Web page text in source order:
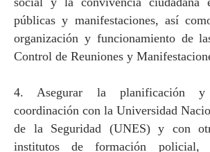
públicas y manifestaciones, así
organización y funcionamiento de
Control de Reuniones y
4. Asegurar la planificación y
coordinación con la Universidad
de la Seguridad (UNES) y con
institutos de formación policial,